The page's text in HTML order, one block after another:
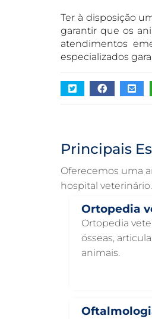
Ter à disposição
garantir que os
atendimentos
especializados
Principais
Oferecemos uma
hospital veterinário.
Ortopedia
Ortopedia
ósseas,
animais.